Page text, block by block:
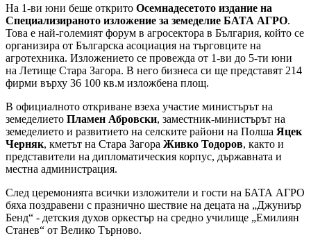
На 1-ви юни беше открито Осемнадесетото издание на
Специализираното изложение за земеделие БАТА АГРО.
Това е най-големият форум в агросектора в България, който се
организира от Българска асоциация на търговците на
агротехника. Изложението се провежда от 1-ви до 5-ти юни
на Летище Стара Загора. В него бизнеса си ще представят 214
фирми върху 36 100 кв.м изложбена площ.
В официалното откриване взеха участие министърът на
земеделието Пламен Абровски, заместник-министърът на
земеделието и развитието на селските райони на Полша Яцек
Черняк, кметът на Стара Загора Живко Тодоров, както и
представители на дипломатическия корпус, държавната и
местна администрация.
След церемонията всички изложители и гости на БАТА АГРО
бяха поздравени с празнично шествие на децата на „Джуниър
Бенд“ - детския духов оркестър на средно училище „Емилиян
Станев“ от Велико Търново.